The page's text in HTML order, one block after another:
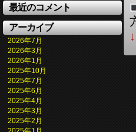
最近のコメント
アーカイブ
2026年7月
2026年3月
2026年1月
2025年10月
2025年7月
2025年6月
2025年4月
2025年3月
2025年2月